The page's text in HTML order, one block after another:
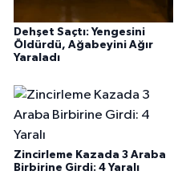
Dehşet Saçtı: Yengesini
Öldürdü, Ağabeyini Ağır
Yaraladı
Zincirleme Kazada 3 Araba
Birbirine Girdi: 4 Yaralı